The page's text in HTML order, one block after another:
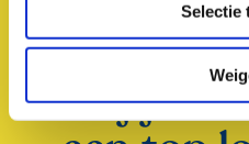
e
Selectie
Wil jij ook